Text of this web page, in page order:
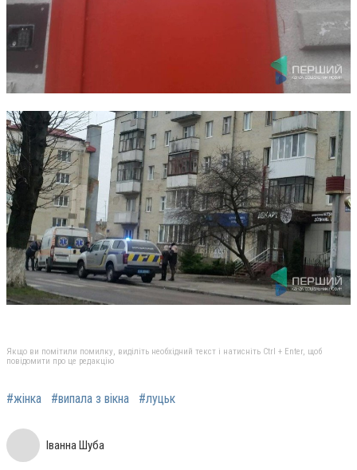
Якщо ви помітили помилку, виділіть необхідний текст і натисніть Ctrl + Enter, щоб
повідомити про це редакцію
#жінка #випала з вікна #луцьк
Іванна Шуба